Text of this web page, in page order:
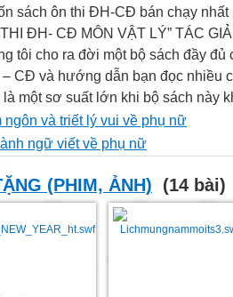
sách ôn thi ĐH-CĐ bán chạy nhất
ĐH- CĐ MÔN VẬT LÝ” TÁC
tôi cho ra đời một bộ sách đầy đủ
CĐ và hướng dẫn bạn đọc nhiều
là một sơ suất lớn khi bộ sách này
ngôn và triết lý vui về phụ nữ
ngữ viết về phụ nữ
(PHIM, ẢNH) (14 bài)